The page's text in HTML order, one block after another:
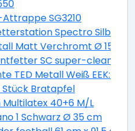
SG3210
Spectro Silber
Matt Verchromt Ø 15 mm
SC super-clean 500
TED Metall Weiß EEK: A+
Bratapfel
40+6 M/L
1 Schwarz Ø 35 cm